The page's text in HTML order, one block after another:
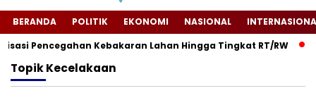
BERANDA POLITIK EKONOMI NASIONAL
Pencegahan Kebakaran Lahan Hingga Tingkat RT/RW‎
TopikKecelakaan